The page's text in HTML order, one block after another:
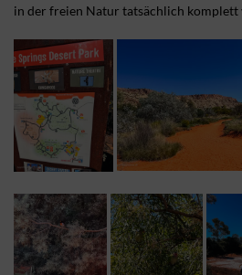
in der freien Natur tatsächlich komplett